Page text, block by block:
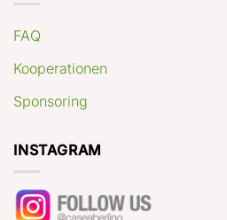
FAQ
Kooperationen
Sponsoring
INSTAGRAM